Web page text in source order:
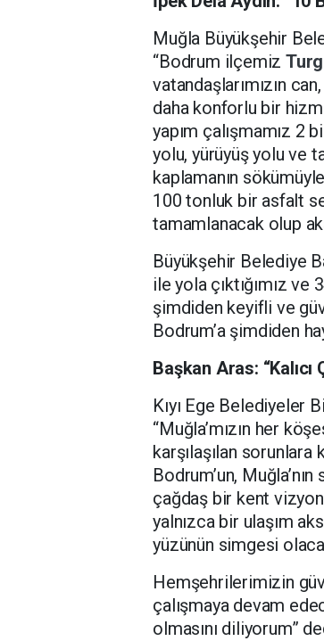
Muğla Büyükşehir
“Bodrum ilçemiz
vatandaşlarımızın
daha konforlu bir
yapım çalışmamız 2
yolu, yürüyüş yolu ve
kaplamanın
100 tonluk bir asfalt
tamamlanacak olup
Büyükşehir Belediye
ile yola çıktığımız
şimdiden keyifli ve
Bodrum’a şimdiden
Başkan Aras:
Kıyı Ege Belediyeler
“Muğla’mızın her
karşılaşılan sorunlara
Bodrum’un,
çağdaş bir kent
yalnızca bir ulaşım
yüzünün simgesi
Hemşehrilerimizin
çalışmaya devam
olmasını diliyorum”